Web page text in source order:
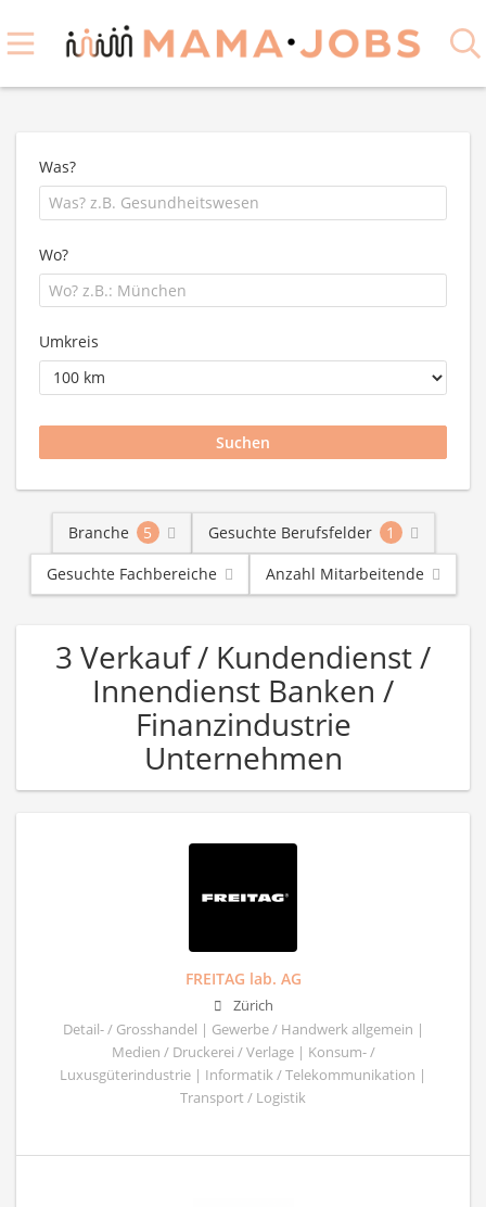
Was?
Wo?
Umkreis
Branche 5 Gesuchte Berufsfelder
1
Gesuchte Fachbereiche
Anzahl Mitarbeitende
3 Verkauf / Kundendienst /
Innendienst Banken /
Finanzindustrie
Unternehmen
FREITAG lab. AG
Zürich
Detail- / Grosshandel | Gewerbe / Handwerk allgemein |
Medien / Druckerei / Verlage | Konsum- /
Luxusgüterindustrie | Informatik / Telekommunikation |
Transport / Logistik